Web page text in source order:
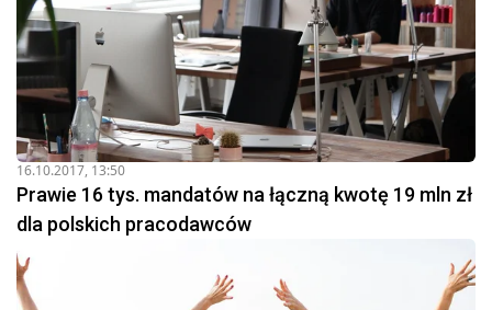
16.10.2017, 13:50
Prawie 16 tys. mandatów na łączną kwotę 19 mln zł
dla polskich pracodawców